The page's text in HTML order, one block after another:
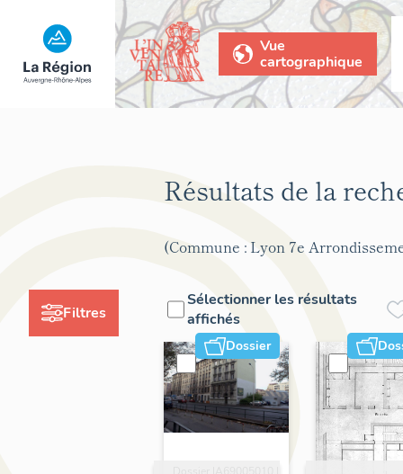
Vue
cartographique
Filtres
Résultats de la
(Commune : Lyon 7e
Sélectionner les résultats
affichés
Dossier